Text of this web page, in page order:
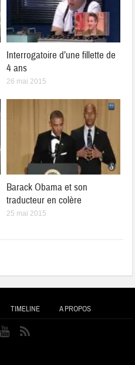
Interrogatoire d’une fillette de
4 ans
26 mai 2015
Barack Obama et son
traducteur en colère
25 mai 2015
TIMELINE A PROPOS